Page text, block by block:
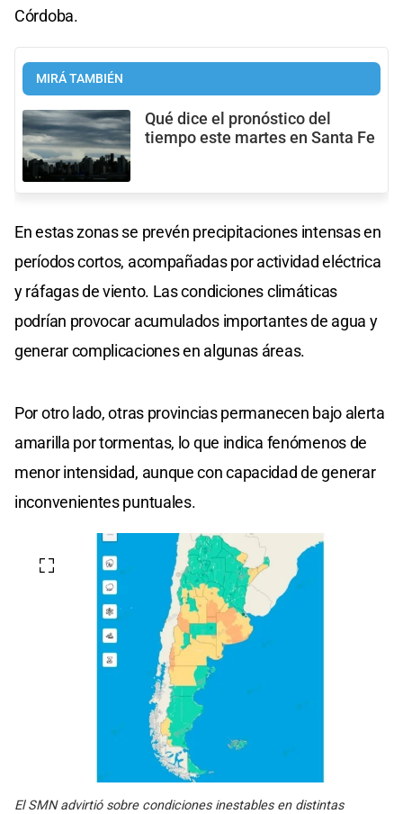
Córdoba.
MIRÁ TAMBIÉN
Qué dice el pronóstico del
tiempo este martes en Santa Fe
En estas zonas se prevén precipitaciones intensas en
períodos cortos, acompañadas por actividad eléctrica
y ráfagas de viento. Las condiciones climáticas
podrían provocar acumulados importantes de agua y
generar complicaciones en algunas áreas.
Por otro lado, otras provincias permanecen bajo alerta
amarilla por tormentas, lo que indica fenómenos de
menor intensidad, aunque con capacidad de generar
inconvenientes puntuales.
El SMN advirtió sobre condiciones inestables en distintas